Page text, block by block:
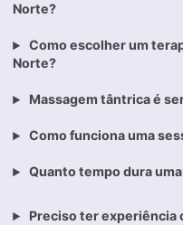
Norte?
Como escolher um
Norte?
Massagem tântrica é
Como funciona uma
Quanto tempo dura
Preciso ter experiência